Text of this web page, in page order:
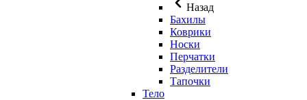
Назад
Бахилы
Коврики
Носки
Перчатки
Разделители
Тапочки
Тело